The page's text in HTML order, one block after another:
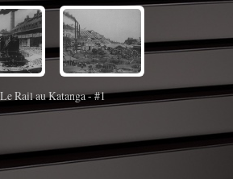
Le Rail au Katanga - #1